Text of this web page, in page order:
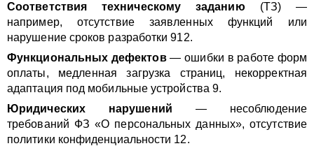
Соответствия техническому заданию (ТЗ) —
например, отсутствие заявленных функций или
нарушение сроков разработки 912.
Функциональных дефектов— ошибки в работе форм
оплаты, медленная загрузка страниц, некорректная
адаптация под мобильные устройства 9.
Юридических нарушений — несоблюдение
требований ФЗ «О персональных данных», отсутствие
политики конфиденциальности 12.